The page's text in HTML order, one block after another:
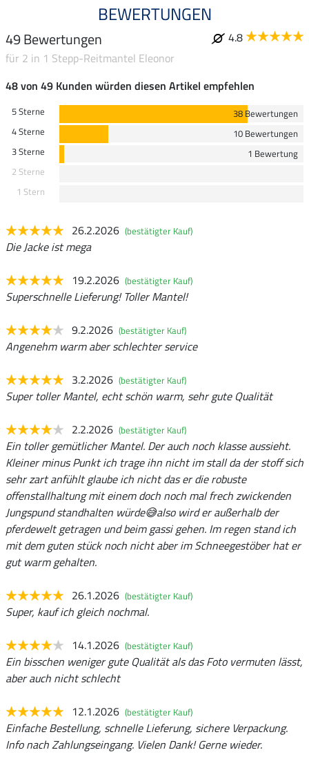
BEWERTUNGEN
49 Bewertungen
4.8
für 2 in 1 Stepp-Reitmantel Eleonor
48 von 49 Kunden würden diesen Artikel empfehlen
5 Sterne
38 Bewertungen
4 Sterne
10 Bewertungen
3 Sterne
1 Bewertung
2 Sterne
1 Stern
26.2.2026 (bestätigter Kauf)
Die Jacke ist mega
19.2.2026 (bestätigter Kauf)
Superschnelle Lieferung! Toller Mantel!
9.2.2026 (bestätigter Kauf)
Angenehm warm aber schlechter service
3.2.2026 (bestätigter Kauf)
Super toller Mantel, echt schön warm, sehr gute Qualität
2.2.2026 (bestätigter Kauf)
Ein toller gemütlicher Mantel. Der auch noch klasse aussieht.
Kleiner minus Punkt ich trage ihn nicht im stall da der stoff sich
sehr zart anfühlt glaube ich nicht das er die robuste
offenstallhaltung mit einem doch noch mal frech zwickenden
Jungspund standhalten würde😅also wird er außerhalb der
pferdewelt getragen und beim gassi gehen. Im regen stand ich
mit dem guten stück noch nicht aber im Schneegestöber hat er
gut warm gehalten.
26.1.2026 (bestätigter Kauf)
Super, kauf ich gleich nochmal.
14.1.2026 (bestätigter Kauf)
Ein bisschen weniger gute Qualität als das Foto vermuten lässt,
aber auch nicht schlecht
12.1.2026 (bestätigter Kauf)
Einfache Bestellung, schnelle Lieferung, sichere Verpackung.
Info nach Zahlungseingang. Vielen Dank! Gerne wieder.